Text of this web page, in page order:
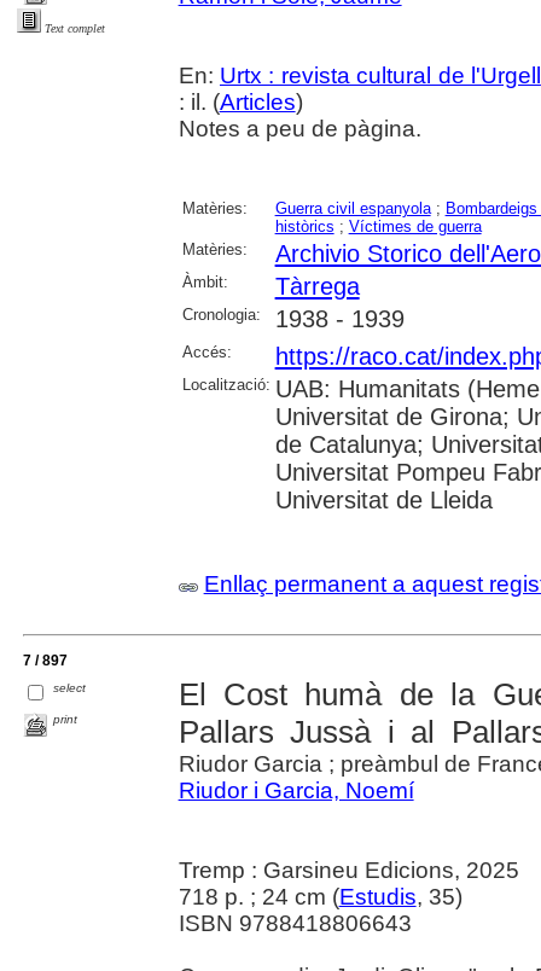
Text complet
En: Urtx : revista cultural de l'Urgell
: il. (Articles)
Notes a peu de pàgina.
Matèries: Guerra civil espanyola;
històrics ; Víctimes de guerra
Matèries:
Archivio Storico
Àmbit: Tàrrega
Cronologia: 1938 - 1939
Accés: https://raco.cat/
Localització: UAB: Humanitats
Universitat de Girona;
de Catalunya;
Universitat Pompeu
Universitat de Lleida
Enllaç permanent a aquest
7 / 897
select
print
El Cost humà de la
Pallars Jussà i al
Riudor Garcia ; preàmbul de
Riudor i Garcia, Noemí
Tremp : Garsineu Edicions, 2025
718 p. ; 24 cm (Estudis, 35)
ISBN 9788418806643